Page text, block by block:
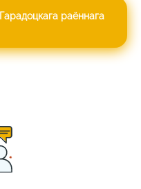
раённага